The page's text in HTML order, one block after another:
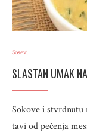
Sosevi
SLASTAN UMAK
Sokove i stvrdnutu
tavi od pečenja